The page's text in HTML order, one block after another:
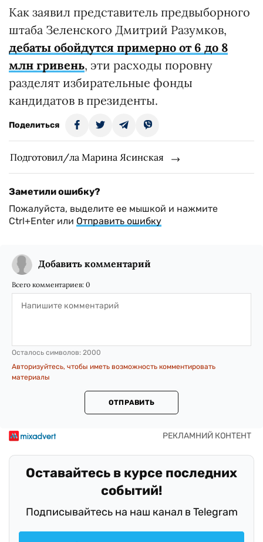
Как заявил представитель предвыборного
штаба Зеленского Дмитрий Разумков,
дебаты обойдутся примерно от 6 до 8
млн гривень, эти расходы поровну
разделят избирательные фонды
кандидатов в президенты.
Поделиться
Подготовил/ла Марина Ясинская
Заметили ошибку?
Пожалуйста, выделите ее мышкой и нажмите
Ctrl+Enter или Отправить ошибку
Добавить комментарий
Всего комментариев: 0
Осталось символов: 2000
Авторизуйтесь, чтобы иметь возможность комментировать
материалы
ОТПРАВИТЬ
Оставайтесь в курсе последних
событий!
Подписывайтесь на наш канал в Telegram